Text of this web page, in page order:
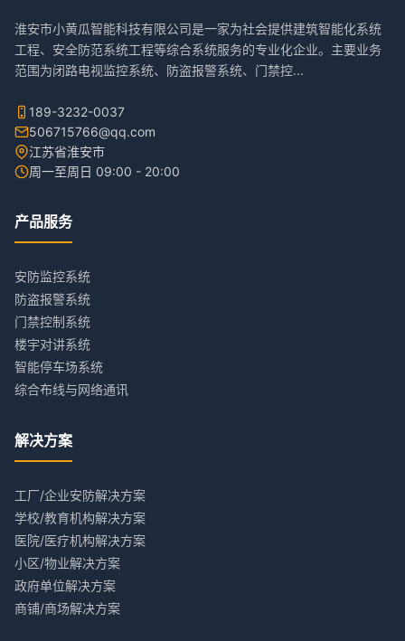
淮安市小黄瓜智能科技有限公司是一家为社会提供建筑智能化系统
工程、安全防范系统工程等综合系统服务的专业化企业。主要业务
范围为闭路电视监控系统、防盗报警系统、门禁控...
189-3232-0037
506715766@qq.com
江苏省淮安市
周一至周日 09:00 - 20:00
产品服务
安防监控系统
防盗报警系统
门禁控制系统
楼宇对讲系统
智能停车场系统
综合布线与网络通讯
解决方案
工厂/企业安防解决方案
学校/教育机构解决方案
医院/医疗机构解决方案
小区/物业解决方案
政府单位解决方案
商铺/商场解决方案